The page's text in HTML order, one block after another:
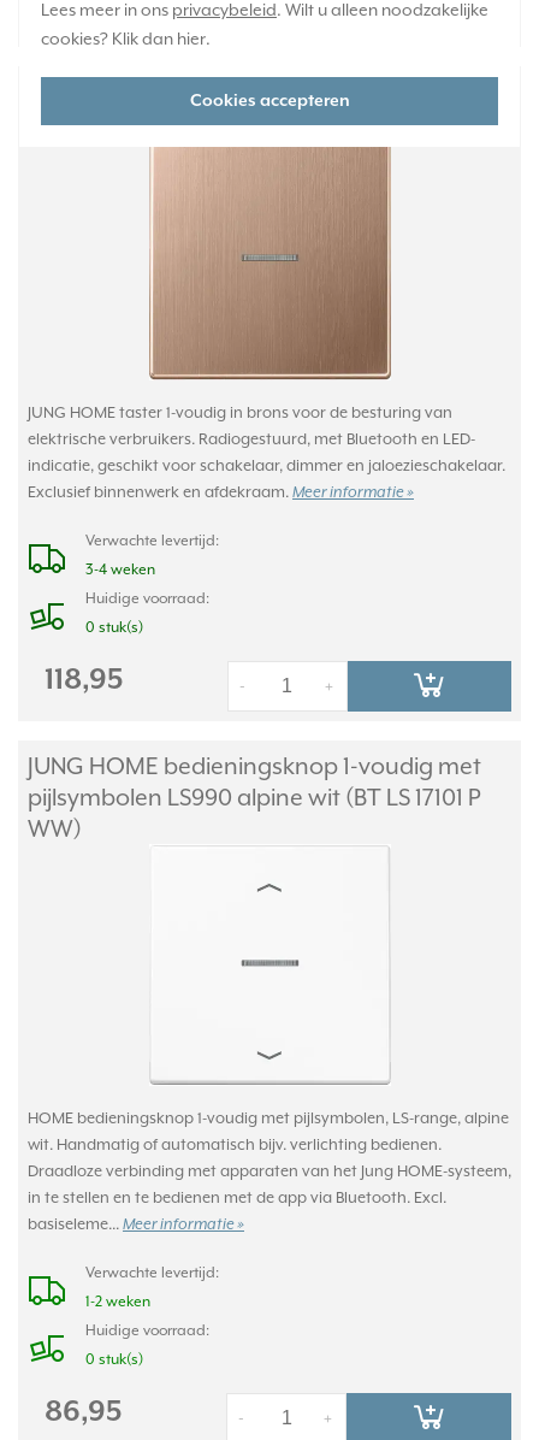
Lees meer in ons privacybeleid. Wilt u alleen noodzakelijke
cookies? Klik dan hier.
Cookies accepteren
+
-
JUNG HOME bedieningsknop 1-voudig LS990
geborsteld brons (BT BRG 17101)
JUNG HOME taster 1-voudig in brons voor de besturing van
elektrische verbruikers. Radiogestuurd, met Bluetooth en LED-
indicatie, geschikt voor schakelaar, dimmer en jaloezieschakelaar.
Exclusief binnenwerk en afdekraam. Meer informatie »
Verwachte levertijd:
3-4 weken
Huidige voorraad:
0 stuk(s)
118,95 +
-
JUNG HOME bedieningsknop 1-voudig met
pijlsymbolen LS990 alpine wit (BT LS 17101 P
WW)
HOME bedieningsknop 1-voudig met pijlsymbolen, LS-range, alpine
wit. Handmatig of automatisch bijv. verlichting bedienen.
Draadloze verbinding met apparaten van het Jung HOME-systeem,
in te stellen en te bedienen met de app via Bluetooth. Excl.
basiseleme... Meer informatie »
Verwachte levertijd:
1-2 weken
Huidige voorraad:
0 stuk(s)
86,95 +
-